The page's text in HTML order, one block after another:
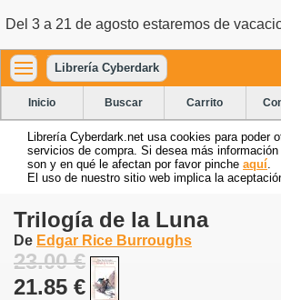
Del 3 a 21 de agosto estaremos de
Librería Cyberdark
Inicio Buscar Carrito
Librería Cyberdark.net usa cookies para poder
servicios de compra. Si desea más
son y en qué le afectan por favor pinche aquí
El uso de nuestro sitio web implica la
Trilogía de la Luna
De Edgar Rice Burroughs
23.00 €
21.85 €